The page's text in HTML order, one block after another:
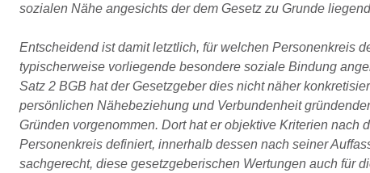
sozialen Nähe angesichts der dem Gesetz zu Grunde
Entscheidend ist damit letztlich, für welchen Personenkreis
typischerweise vorliegende besondere soziale Bindung
Satz 2 BGB hat der Gesetzgeber dies nicht näher
persönlichen Nähebeziehung und Verbundenheit
Gründen vorgenommen. Dort hat er objektive Kriterien
Personenkreis definiert, innerhalb dessen nach seiner
sachgerecht, diese gesetzgeberischen Wertungen auch für